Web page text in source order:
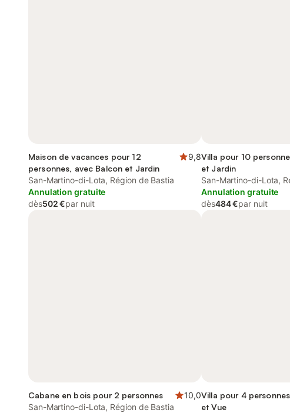
Maison de vacances pour 12
personnes, avec Balcon et Jardin
9,8
San-Martino-di-Lota, Région de Bastia
Annulation gratuite
dès502 €par nuit
Villa pour 10
et Jardin
San-Martino-di-Lota,
Annulation gratuite
dès484 €par nuit
Cabane en bois pour 2 personnes
10,0
San-Martino-di-Lota, Région de Bastia
Villa pour 4
et Vue